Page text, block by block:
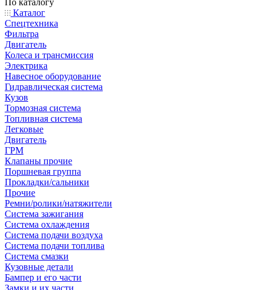
По каталогу
Каталог
Спецтехника
Фильтра
Двигатель
Колеса и трансмиссия
Электрика
Навесное оборудование
Гидравлическая система
Кузов
Тормозная система
Топливная система
Легковые
Двигатель
ГРМ
Клапаны прочие
Поршневая группа
Прокладки/сальники
Прочие
Ремни/ролики/натяжители
Система зажигания
Система охлаждения
Система подачи воздуха
Система подачи топлива
Система смазки
Кузовные детали
Бампер и его части
Замки и их части